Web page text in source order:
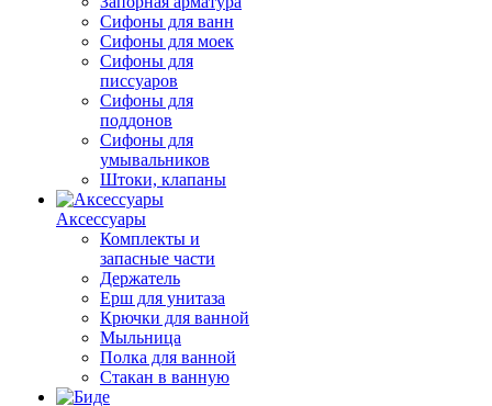
Сифоны для ванн
Сифоны для моек
Сифоны для
писсуаров
Сифоны для
поддонов
Сифоны для
умывальников
Штоки, клапаны
Аксессуары
Комплекты и
запасные части
Держатель
Ерш для унитаза
Крючки для ванной
Мыльница
Полка для ванной
Стакан в ванную